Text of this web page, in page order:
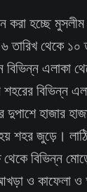
করা হচ্ছে
তারিখ থেকে
এলাকা
শহরের বিভিন্ন
হাজার
শহর জুড়ে।
বিভিন্ন
ও কাফেলা ও